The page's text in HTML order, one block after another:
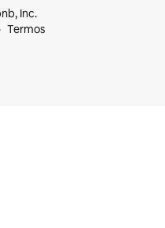
Inc.
Termos